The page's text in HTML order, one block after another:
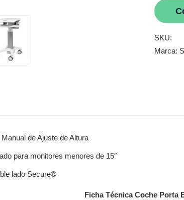
SKU:
Marca:
de Ajuste de Altura
para monitores menores de 15″
lado Secure®
Ficha Técnica Coche Porta